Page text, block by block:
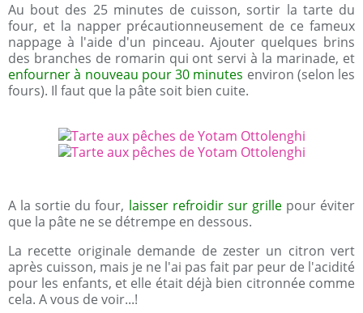
Au bout des 25 minutes de cuisson, sortir la tarte du
four, et la napper précautionneusement de ce fameux
nappage à l'aide d'un pinceau. Ajouter quelques brins
des branches de romarin qui ont servi à la marinade, et
enfourner à nouveau pour 30 minutes environ (selon les
fours). Il faut que la pâte soit bien cuite.
A la sortie du four, laisser refroidir sur grillepour éviter
que la pâte ne se détrempe en dessous.
La recette originale demande de zester un citron vert
après cuisson, mais je ne l'ai pas fait par peur de l'acidité
pour les enfants, et elle était déjà bien citronnée comme
cela. A vous de voir...!